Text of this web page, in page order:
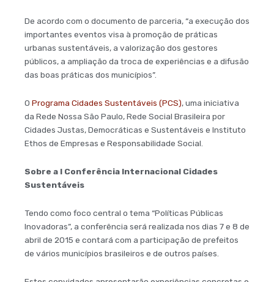
De acordo com o documento de parceria, “a execução dos
importantes eventos visa à promoção de práticas
urbanas sustentáveis, a valorização dos gestores
públicos, a ampliação da troca de experiências e a difusão
das boas práticas dos municípios”.
O Programa Cidades Sustentáveis (PCS), uma iniciativa
da Rede Nossa São Paulo, Rede Social Brasileira por
Cidades Justas, Democráticas e Sustentáveis e Instituto
Ethos de Empresas e Responsabilidade Social.
Sobre a I Conferência Internacional Cidades
Sustentáveis
Tendo como foco central o tema “Políticas Públicas
Inovadoras”, a conferência será realizada nos dias 7 e 8 de
abril de 2015 e contará com a participação de prefeitos
de vários municípios brasileiros e de outros países.